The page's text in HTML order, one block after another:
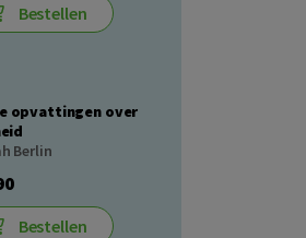
Bestellen
opvattingen over
Berlin
Bestellen